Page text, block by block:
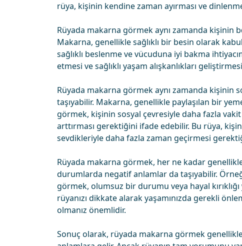
rüya, kişinin kendine zaman ayırması ve
Rüyada makarna görmek aynı zamanda kişinin
Makarna, genellikle sağlıklı bir besin olarak
sağlıklı beslenme ve vücuduna iyi bakma
etmesi ve sağlıklı yaşam alışkanlıkları
Rüyada makarna görmek aynı zamanda kişinin
taşıyabilir. Makarna, genellikle paylaşılan bir
görmek, kişinin sosyal çevresiyle daha fazla
arttırması gerektiğini ifade edebilir. Bu rüya,
sevdikleriyle daha fazla zaman geçirmesi
Rüyada makarna görmek, her ne kadar
durumlarda negatif anlamlar da taşıyabilir.
görmek, olumsuz bir durumu veya hayal
rüyanızı dikkate alarak yaşamınızda gerekli
olmanız önemlidir.
Sonuç olarak, rüyada makarna görmek